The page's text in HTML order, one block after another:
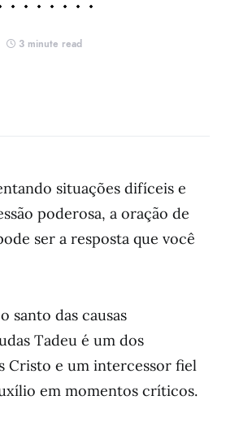
3 minute read
situações difíceis e
poderosa, a oração de
ser a resposta que você
santo das causas
Tadeu é um dos
Cristo e um intercessor fiel
em momentos críticos.